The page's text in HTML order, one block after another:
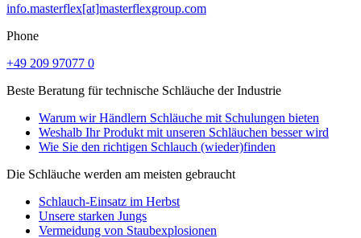
info.masterflex[at]masterflexgroup.com
Phone
+49 209 97077 0
Beste Beratung für technische Schläuche der Industrie
Warum wir Händlern Schläuche mit Schulungen bieten
Weshalb Ihr Produkt mit unseren Schläuchen besser wird
Wie Sie den richtigen Schlauch (wieder)finden
Die Schläuche werden am meisten gebraucht
Schlauch-Einsatz im Herbst
Unsere starken Jungs
Vermeidung von Staubexplosionen